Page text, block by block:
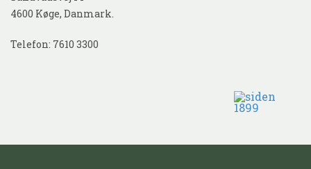
4600 Køge, Danmark.
Telefon: 7610 3300